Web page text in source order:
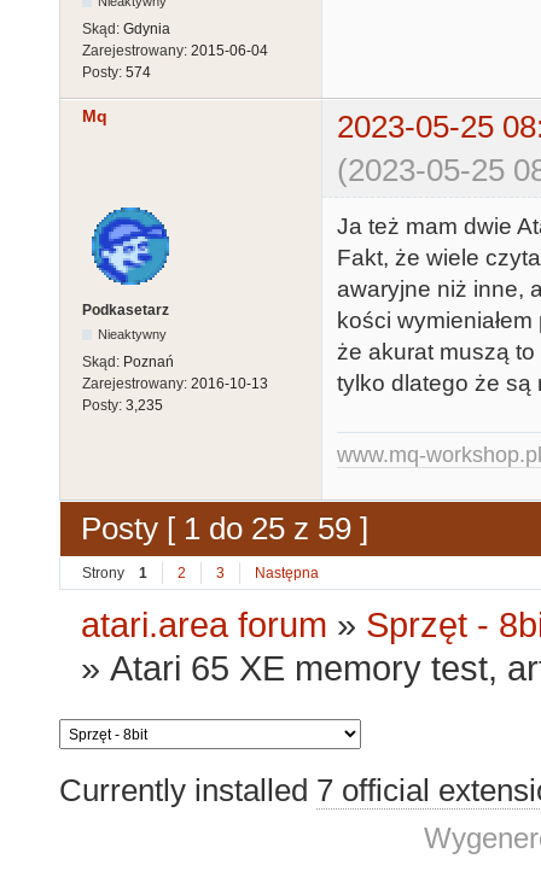
Skąd: Gdynia
Zarejestrowany: 2015-06-04
Posty: 574
Mq
2023-05-25
(2023-05-25
Podkasetarz
Nieaktywny
Skąd: Poznań
Zarejestrowany: 2016-10-13
Posty: 3,235
Ja też mam dwie
Fakt, że wiele
awaryjne niż inne,
kości
że akurat muszą
tylko dlatego że są
www.mq-workshop.pl
Posty [ 1 do 25 z 59 ]
Strony 1 2 3 Następna
atari.area forum » Sprzęt -
»Atari 65 XE memory test,
Currently installed 7 official